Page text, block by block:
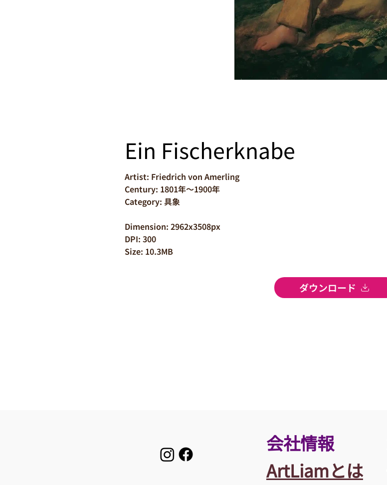
Ein Fischerknabe
Artist: Friedrich von Amerling
Century: 1801年～1900年
Category: 具象
Dimension: 2962x3508px
DPI: 300
Size: 10.3MB
ダウンロード
​会社情報
ArtLiamとは